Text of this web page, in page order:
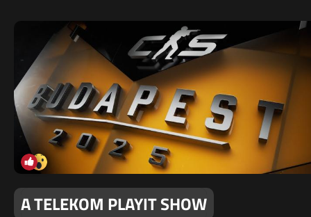
A TELEKOM PLAYIT SHOW